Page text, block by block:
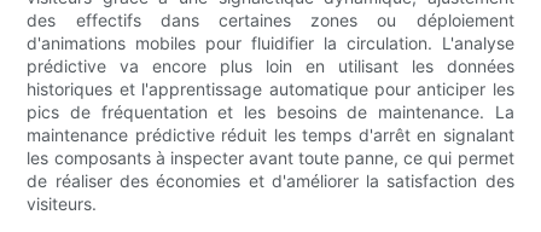
des effectifs dans certaines zones ou déploiement
d'animations mobiles pour fluidifier la circulation. L'analyse
prédictive va encore plus loin en utilisant les données
historiques et l'apprentissage automatique pour anticiper les
pics de fréquentation et les besoins de maintenance. La
maintenance prédictive réduit les temps d'arrêt en signalant
les composants à inspecter avant toute panne, ce qui permet
de réaliser des économies et d'améliorer la satisfaction des
visiteurs.